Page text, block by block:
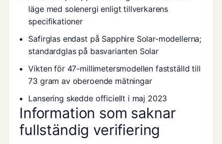
läge med solenergi enligt tillverkarens
specifikationer
Safirglas endast på Sapphire Solar-modellerna;
standardglas på basvarianten Solar
Vikten för 47-millimetersmodellen fastställd till
73 gram av oberoende mätningar
Lansering skedde officiellt i maj 2023
Information som saknar
fullständig verifiering